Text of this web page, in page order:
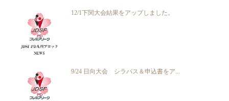
12/1下関大会結果をアップしました。
9/24 日向大会 シラバス＆申込書をア...